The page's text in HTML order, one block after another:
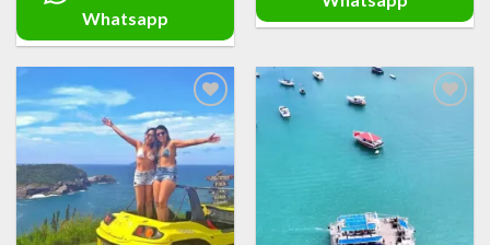
Whatsapp
Adicionar
aos meus
desejos